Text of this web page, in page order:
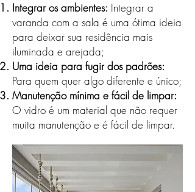
Integrar os ambientes: Integrar a
varanda com a sala é uma ótima ideia
para deixar sua residência mais
iluminada e arejada;
Uma ideia para fugir dos padrões:
Para quem quer algo diferente e único;
Manutenção mínima e fácil de limpar:
O vidro é um material que não requer
muita manutenção e é fácil de limpar.